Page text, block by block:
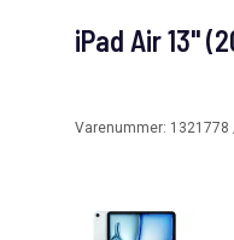
iPad Air 13"
Varenummer: 1321778